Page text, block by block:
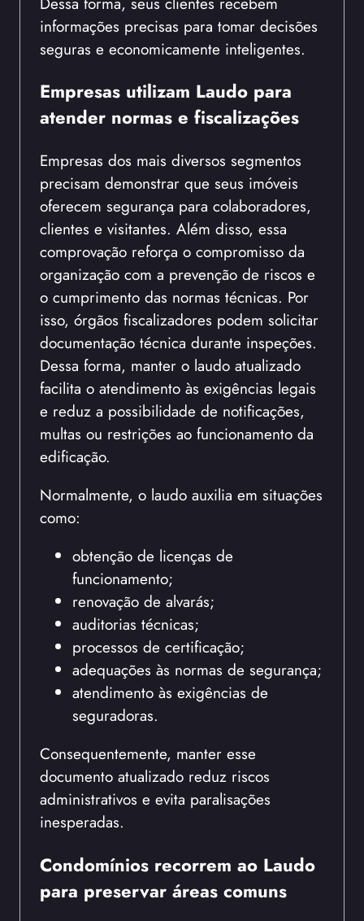
informações precisas para tomar decisões
seguras e economicamente inteligentes.
Empresas utilizam Laudo para
atender normas e fiscalizações
Empresas dos mais diversos segmentos
precisam demonstrar que seus imóveis
oferecem segurança para colaboradores,
clientes e visitantes. Além disso, essa
comprovação reforça o compromisso da
organização com a prevenção de riscos e
o cumprimento das normas técnicas. Por
isso, órgãos fiscalizadores podem solicitar
documentação técnica durante inspeções.
Dessa forma, manter o laudo atualizado
facilita o atendimento às exigências legais
e reduz a possibilidade de notificações,
multas ou restrições ao funcionamento da
edificação.
Normalmente, o laudo auxilia em situações
como:
obtenção de licenças de
funcionamento;
renovação de alvarás;
auditorias técnicas;
processos de certificação;
adequações às normas de segurança;
atendimento às exigências de
seguradoras.
Consequentemente, manter esse
documento atualizado reduz riscos
administrativos e evita paralisações
inesperadas.
Condomínios recorrem ao Laudo
para preservar áreas comuns